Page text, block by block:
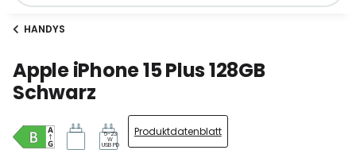
HANDYS
Apple iPhone 15 Plus 128GB
Schwarz
5-23
W
USB PD
Produktdatenblatt